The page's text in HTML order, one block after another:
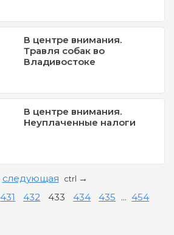
В центре внимания.
Травля собак во
Владивостоке
В центре внимания.
Неуплаченные налоги
следующая ctrl →
431 432 433 434 435 ... 454